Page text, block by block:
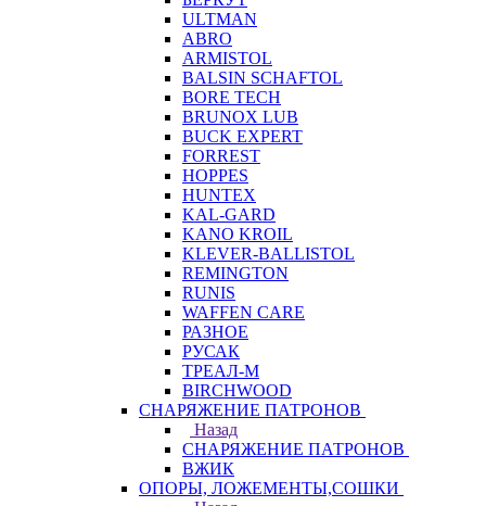
ULTMAN
ABRO
ARMISTOL
BALSIN SCHAFTOL
BORE TECH
BRUNOX LUB
BUCK EXPERT
FORREST
HOPPES
HUNTEX
KAL-GARD
KANO KROIL
KLEVER-BALLISTOL
REMINGTON
RUNIS
WAFFEN CARE
РАЗНОЕ
РУСАК
ТРЕАЛ-М
BIRCHWOOD
СНАРЯЖЕНИЕ ПАТРОНОВ
Назад
СНАРЯЖЕНИЕ ПАТРОНОВ
ВЖИК
ОПОРЫ, ЛОЖЕМЕНТЫ,СОШКИ